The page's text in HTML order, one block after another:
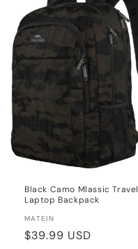
Black Camo Mlassic Travel
Laptop Backpack
Distributeur :
MATEIN
Prix
$39.99 USD